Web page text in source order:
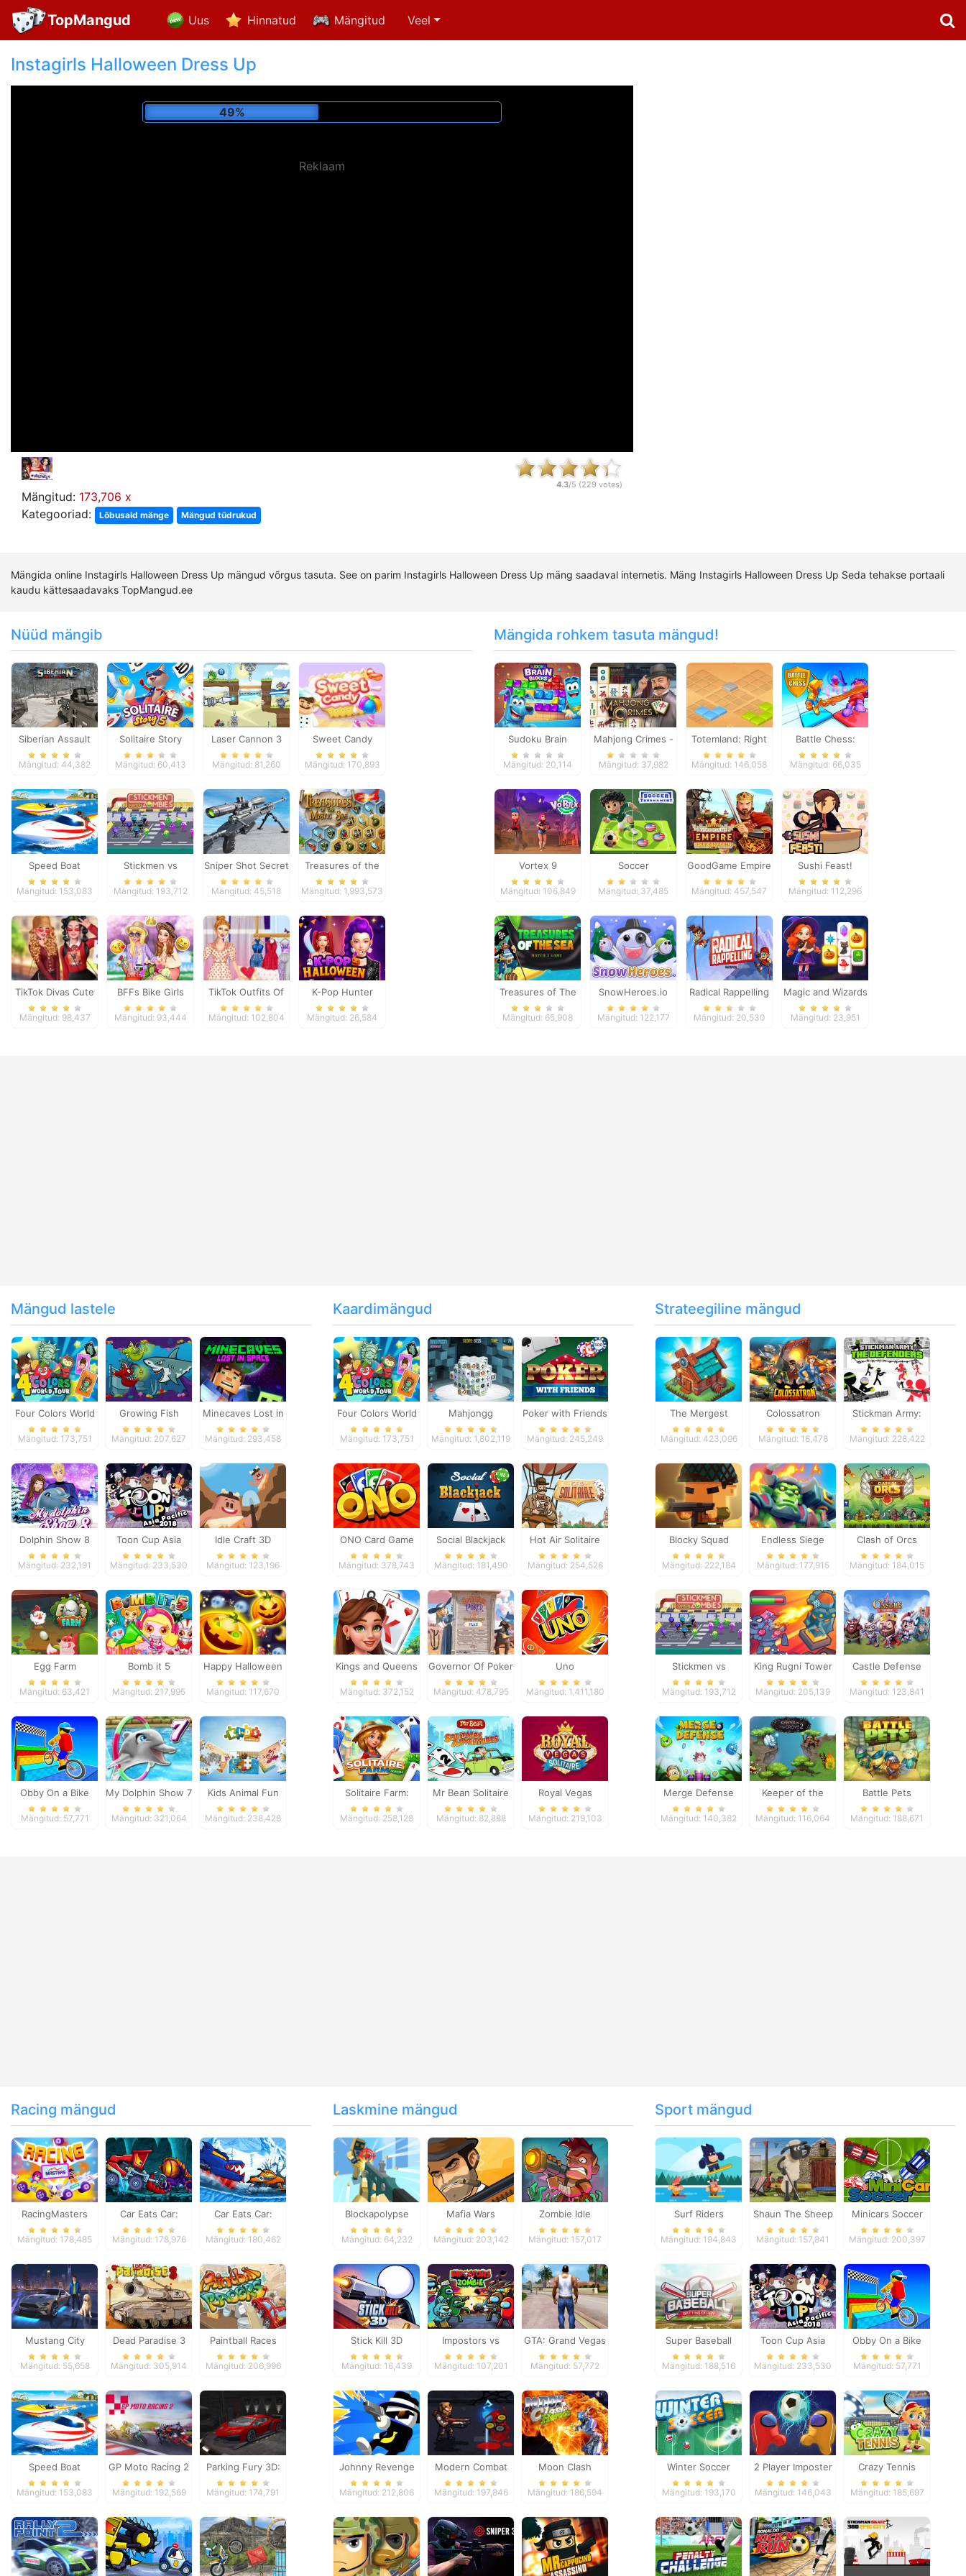
TopMangud Uus Hinnatud Mängitud Veel
Instagirls Halloween Dress Up
59%
Reklaam
Mängitud: 173,706 x
Kategooriad:
Lõbusaid mänge Mängud tüdrukud
4.3/5 (229 votes)
Mängida online Instagirls Halloween Dress Up mängud võrgus tasuta. See on parim Instagirls Halloween Dress Up mäng saadaval internetis. Mäng Instagirls Halloween Dress Up Seda tehakse portaali
kaudu kättesaadavaks TopMangud.ee
Nüüd mängib
Siberian Assault
Mängitud: 44,382
Solitaire Story
TriPeaks 5
Mängitud: 60,413
Laser Cannon 3
Mängitud: 81,260
Sweet Candy
Mängitud: 170,893
Speed Boat
Extreme Racing
Mängitud: 153,083
Stickmen vs
Zombies
Mängitud: 193,712
Sniper Shot Secret
Mission
Mängitud: 45,518
Treasures of the
Mystic Sea
Mängitud: 1,993,573
TikTok Divas Cute
School Pleated
Skirt Looks
Mängitud: 98,437
BFFs Bike Girls
Mängitud: 93,444
TikTok Outfits Of
The Week
Mängitud: 102,804
K-Pop Hunter
Halloween Fashion
Mängitud: 26,584
Mängida rohkem tasuta mängud!
Sudoku Brain
Blocks
Mängitud: 20,114
Mahjong Crimes -
Puzzle Story
Mängitud: 37,982
Totemland: Right
Trick
Mängitud: 146,058
Battle Chess:
Puzzle
Mängitud: 66,035
Vortex 9
Mängitud: 106,849
Soccer
Tournament
Mängitud: 37,485
GoodGame Empire
Mängitud: 457,547
Sushi Feast!
Mängitud: 112,296
Treasures of The
Sea
Mängitud: 65,908
SnowHeroes.io
Mängitud: 122,177
Radical Rappelling
Mängitud: 20,530
Magic and Wizards
Mahjong
Mängitud: 23,951
Mängud lastele
Four Colors World
Tour
Mängitud: 173,751
Growing Fish
Mängitud: 207,627
Minecaves Lost in
Space
Mängitud: 293,458
Dolphin Show 8
Mängitud: 232,191
Toon Cup Asia
Pacific 2018
Mängitud: 233,530
Idle Craft 3D
Mängitud: 123,196
Egg Farm
Mängitud: 63,421
Bomb it 5
Mängitud: 217,995
Happy Halloween
Mängitud: 117,670
Obby On a Bike
Mängitud: 57,771
My Dolphin Show 7
Mängitud: 321,064
Kids Animal Fun
Mängitud: 238,428
Kaardimängud
Four Colors World
Tour
Mängitud: 173,751
Mahjongg
Dimensions
Mängitud: 1,802,119
Poker with Friends
Mängitud: 245,249
ONO Card Game
Mängitud: 378,743
Social Blackjack
Mängitud: 181,490
Hot Air Solitaire
Mängitud: 254,526
Kings and Queens
Solitaire Tripeaks
Mängitud: 372,152
Governor Of Poker
2
Mängitud: 478,795
Uno
Mängitud: 1,411,180
Solitaire Farm:
Seasons
Mängitud: 258,128
Mr Bean Solitaire
Adventures
Mängitud: 82,888
Royal Vegas
Solitaire
Mängitud: 219,103
Strateegiline mängud
The Mergest
Kingdom
Mängitud: 423,096
Colossatron
Mängitud: 16,478
Stickman Army:
The Defenders
Mängitud: 228,422
Blocky Squad
Mängitud: 222,184
Endless Siege
Mängitud: 177,915
Clash of Orcs
Mängitud: 184,015
Stickmen vs
Zombies
Mängitud: 193,712
King Rugni Tower
Defense
Mängitud: 205,139
Castle Defense
Mängitud: 123,841
Merge Defense
Mängitud: 140,382
Keeper of the
Grove 2
Mängitud: 116,064
Battle Pets
Mängitud: 188,671
Racing mängud
RacingMasters
Mängitud: 178,485
Car Eats Car:
Dungeon
Adventure
Mängitud: 178,976
Car Eats Car:
Winter Adventure
Mängitud: 180,462
Mustang City
Driver
Mängitud: 55,658
Dead Paradise 3
Mängitud: 305,914
Paintball Races
Mängitud: 206,996
Speed Boat
Extreme Racing
Mängitud: 153,083
GP Moto Racing 2
Mängitud: 192,569
Parking Fury 3D:
Night Thief
Mängitud: 174,791
Laskmine mängud
Blockapolypse
Zombie Shooter
Mängitud: 64,232
Mafia Wars
Mängitud: 203,142
Zombie Idle
Defense Online
Mängitud: 157,017
Stick Kill 3D
Mängitud: 16,439
Impostors vs
Zombies: Survival
Mängitud: 107,201
GTA: Grand Vegas
Crime
Mängitud: 57,772
Johnny Revenge
Mängitud: 212,806
Modern Combat
Defense
Mängitud: 197,846
Moon Clash
Heroes
Mängitud: 186,594
Sport mängud
Surf Riders
Mängitud: 194,843
Shaun The Sheep
Baahmy Golf
Mängitud: 157,841
Minicars Soccer
Mängitud: 200,397
Super Baseball
Mängitud: 188,516
Toon Cup Asia
Pacific 2018
Mängitud: 233,530
Obby On a Bike
Mängitud: 57,771
Winter Soccer
Mängitud: 193,170
2 Player Imposter
Soccer
Mängitud: 146,043
Crazy Tennis
Mängitud: 185,697